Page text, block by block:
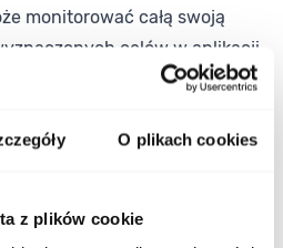
O plikach cookies
z plików cookie
monitorować całą swoją
celów w aplikacji
Istnieją również możliwość
z twojego smartfona.